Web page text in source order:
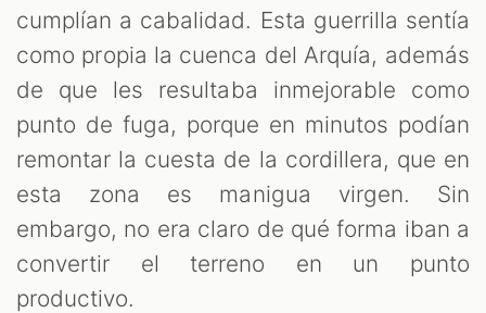
cumplían a cabalidad. Esta guerrilla sentía
como propia la cuenca del Arquía, además
de que les resultaba inmejorable como
punto de fuga, porque en minutos podían
remontar la cuesta de la cordillera, que en
esta zona es manigua virgen. Sin
embargo, no era claro de qué forma iban a
convertir el terreno en un punto
productivo.